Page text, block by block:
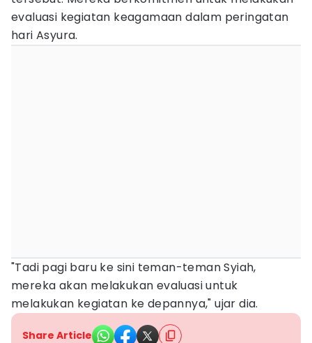
evaluasi kegiatan keagamaan dalam peringatan
hari Asyura.
"Tadi pagi baru ke sini teman-teman Syiah,
mereka akan melakukan evaluasi untuk
melakukan kegiatan ke depannya," ujar dia.
Share Article